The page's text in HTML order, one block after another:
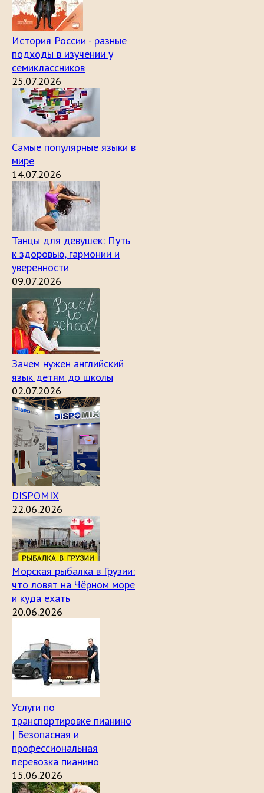
История России - разные
подходы в изучении у
семиклассников
25.07.2026
Самые популярные языки в
мире
14.07.2026
Танцы для девушек: Путь
к здоровью, гармонии и
уверенности
09.07.2026
Зачем нужен английский
язык детям до школы
02.07.2026
DISPOMIX
22.06.2026
Морская рыбалка в Грузии:
что ловят на Чёрном море
и куда ехать
20.06.2026
Услуги по
транспортировке пианино
| Безопасная и
профессиональная
перевозка пианино
15.06.2026